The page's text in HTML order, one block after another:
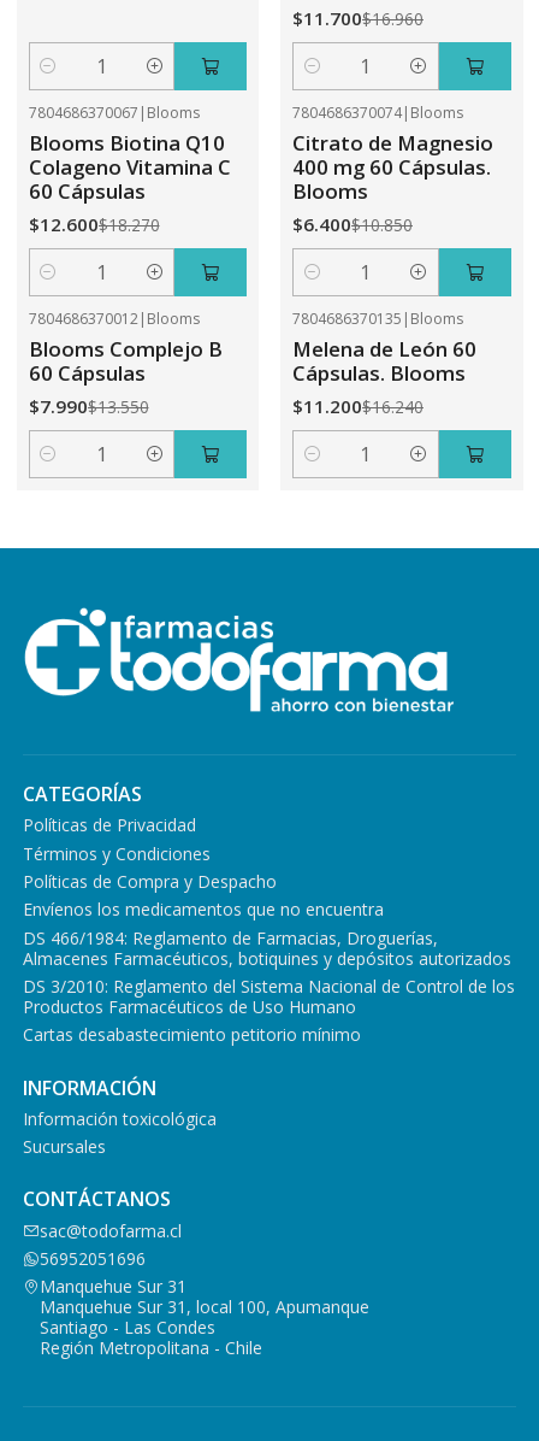
Cantidad
$11.700$16.960
Cantidad
7804686370067 | Blooms
Blooms Biotina Q10
Colageno Vitamina C
60 Cápsulas
$12.600$18.270
Cantidad
7804686370074| Blooms
Citrato de Magnesio
400 mg 60 Cápsulas.
Blooms
$6.400$10.850
Cantidad
7804686370012| Blooms
Blooms Complejo B
60 Cápsulas
$7.990$13.550
Cantidad
7804686370135 | Blooms
Melena de León 60
Cápsulas. Blooms
$11.200$16.240
Cantidad
CATEGORÍAS
Políticas de Privacidad
Términos y Condiciones
Políticas de Compra y Despacho
Envíenos los medicamentos que no encuentra
DS 466/1984: Reglamento de Farmacias, Droguerías,
Almacenes Farmacéuticos, botiquines y depósitos autorizados
DS 3/2010: Reglamento del Sistema Nacional de Control de los
Productos Farmacéuticos de Uso Humano
Cartas desabastecimiento petitorio mínimo
INFORMACIÓN
Información toxicológica
Sucursales
CONTÁCTANOS
sac@todofarma.cl
56952051696
Manquehue Sur 31
Manquehue Sur 31, local 100, Apumanque
Santiago - Las Condes
Región Metropolitana - Chile